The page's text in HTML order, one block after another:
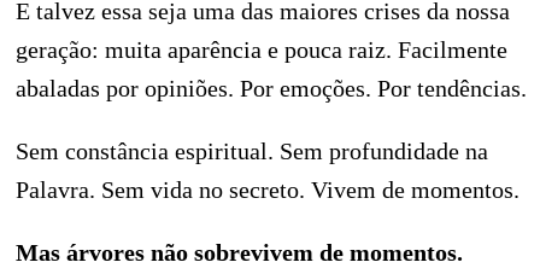
E talvez essa seja uma das maiores crises da nossa
geração: muita aparência e pouca raiz. Facilmente
abaladas por opiniões. Por emoções. Por tendências.
Sem constância espiritual. Sem profundidade na
Palavra. Sem vida no secreto. Vivem de momentos.
Mas árvores não sobrevivem de momentos.